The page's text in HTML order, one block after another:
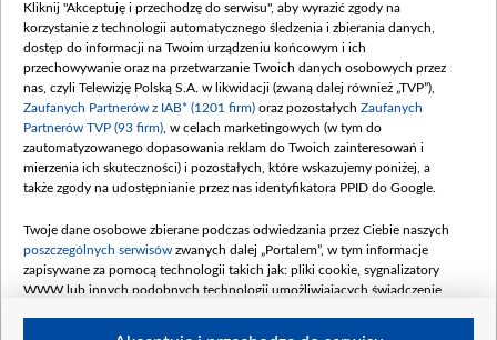
(wpłata wrzesień 100 mln, październik 350
mln, listopad 265 mln)
Dofinansowanie 48 862 000,00 PLN
Data podpisania umowy: GRUDZIEŃ 2025
(wpłata grudzień 60,548 mln)
Dofinansowanie 900 000 000,00 PLN
Data podpisania umowy: LUTY 2026 (wpłata
kwiecień 180 mln, 7 maja 180 mln, 8
czerwca 90 mln)
Dofinansowanie 250 000 000,00 PLN
4 sierpnia 250 mln
Kliknij "Akceptuję i przechodzę do serwisu", aby wyrazić zgody na
korzystanie z technologii automatycznego śledzenia i zbierania danych,
dostęp do informacji na Twoim urządzeniu końcowym i ich
przechowywanie oraz na przetwarzanie Twoich danych osobowych przez
nas, czyli Telewizję Polską S.A. w likwidacji (zwaną dalej również „TVP”),
Zaufanych Partnerów z IAB* (1201 firm) oraz pozostałych Zaufanych
Partnerów TVP (93 firm) , w celach marketingowych (w tym do
zautomatyzowanego dopasowania reklam do Twoich zainteresowań i
mierzenia ich skuteczności) i pozostałych, które wskazujemy poniżej, a
także zgody na udostępnianie przez nas identyfikatora PPID do Google.
Twoje dane osobowe zbierane podczas odwiedzania przez Ciebie naszych
poszczególnych serwisów zwanych dalej „Portalem”, w tym informacje
zapisywane za pomocą technologii takich jak: pliki cookie, sygnalizatory
WWW lub innych podobnych technologii umożliwiających świadczenie